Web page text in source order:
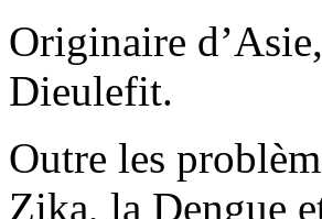
Originaire
Dieulefit.
Outre les
Zika, la Dengue